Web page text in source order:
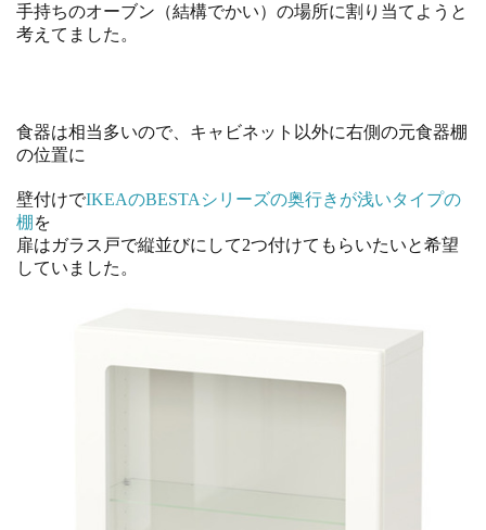
手持ちのオーブン（結構でかい）の場所に割り当てようと
考えてました。
食器は相当多いので、キャビネット以外に右側の元食器棚
の位置に
壁付けでIKEAのBESTAシリーズの奥行きが浅いタイプの
棚 を
扉はガラス戸で縦並びにして2つ付けてもらいたいと希望
していました。